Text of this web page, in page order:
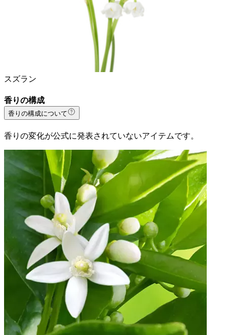
スズラン
香りの構成
香りの構成について
香りの変化が公式に発表されていないアイテムです。